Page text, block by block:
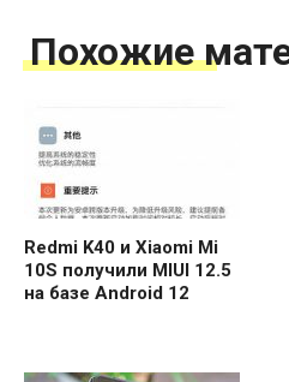
Похожие
Redmi K40 и Xiaomi Mi
10S получили MIUI 12.5
на базе Android 12